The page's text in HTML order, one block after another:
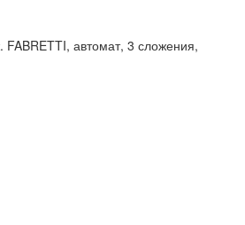
автомат, 3 сложения,